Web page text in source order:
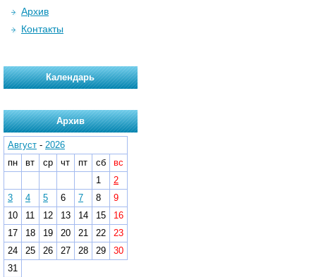
Архив
Контакты
Календарь
Архив
Август - 2026
пн
вт ср чт пт сб
вс
1
2
3
4 5 6 7 8
9
10
11 12 13 14 15
16
17
18 19 20 21 22
23
24
25 26 27 28 29
30
31